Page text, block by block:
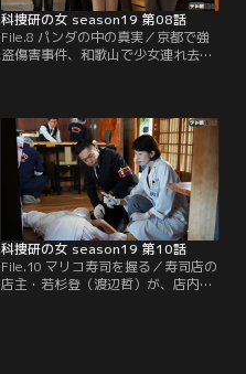
科捜研の女 season19 第08話
File.8 パンダの中の真実／京都で強
盗傷害事件、和歌山で少女連れ去り
リュックの中に隠した“大切なも
の”を取り戻すため、逮捕される危
険を冒してまで彼女を連れ回したに
違いない--。榊マリコ（沢口靖子）
たちはそうにらんでいたが…。
科捜研の女 season19 第10話
File.10 マリコ寿司を握る／寿司店の
店主・若杉登（渡辺哲）が、店内で
絞殺されているのが見つかった。若